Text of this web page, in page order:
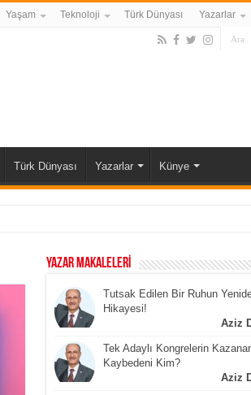
Yaşam Teknoloji Türk Dünyası Yazarlar
Türk Dünyası Yazarlar Künye
YAZAR MAKALELERİ
Tutsak Edilen Bir Ruhun
Hikayesi!
Aziz
Tek Adaylı Kongrelerin
Kaybedeni Kim?
Aziz